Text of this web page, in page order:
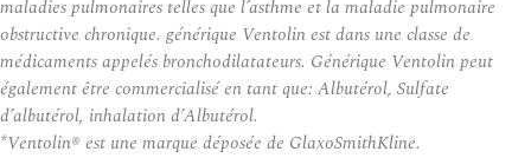
maladies pulmonaires telles que l’asthme et la maladie pulmonaire
obstructive chronique. générique Ventolin est dans une classe de
médicaments appelés bronchodilatateurs. Générique Ventolin peut
également être commercialisé en tant que: Albutérol, Sulfate
d’albutérol, inhalation d’Albutérol.
*Ventolin® est une marque déposée de GlaxoSmithKline.